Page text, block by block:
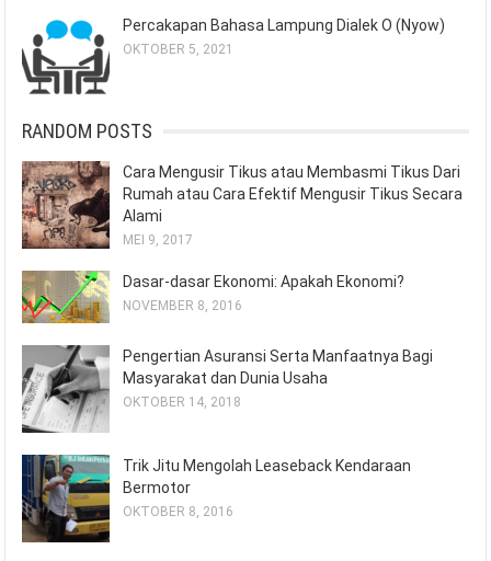
Percakapan Bahasa Lampung Dialek O (Nyow)
OKTOBER 5, 2021
RANDOM POSTS
Cara Mengusir Tikus atau Membasmi Tikus Dari
Rumah atau Cara Efektif Mengusir Tikus Secara
Alami
MEI 9, 2017
Dasar-dasar Ekonomi: Apakah Ekonomi?
NOVEMBER 8, 2016
Pengertian Asuransi Serta Manfaatnya Bagi
Masyarakat dan Dunia Usaha
OKTOBER 14, 2018
Trik Jitu Mengolah Leaseback Kendaraan
Bermotor
OKTOBER 8, 2016